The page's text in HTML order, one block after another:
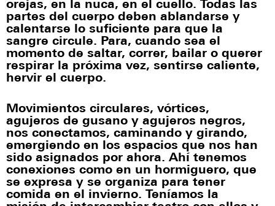
orejas, en la nuca, en el cuello. Todas las
partes del cuerpo deben ablandarse y
calentarse lo suficiente para que la
sangre circule. Para, cuando sea el
momento de saltar, correr, bailar o querer
respirar la próxima vez, sentirse caliente,
hervir el cuerpo.
Movimientos circulares, vórtices,
agujeros de gusano y agujeros negros,
nos conectamos, caminando y girando,
emergiendo en los espacios que nos han
sido asignados por ahora. Ahí tenemos
conexiones como en un hormiguero, que
se expresa y se organiza para tener
comida en el invierno. Teníamos la